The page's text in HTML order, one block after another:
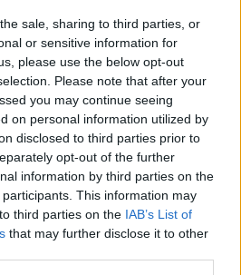
sale, sharing to third parties, or
or sensitive information for
please use the below opt-out
Please note that after your
you may continue seeing
on personal information utilized by
disclosed to third parties prior to
opt-out of the further
information by third parties on the
participants. This information may
third parties on the IAB’s List of
that may further disclose it to other
το 100% θνητότητας
στο Αγρίνιο
τα περιστατικά